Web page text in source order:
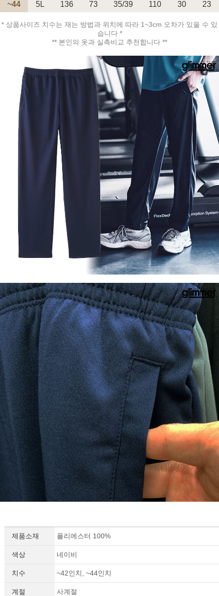
PAYCO 바로구매
~44 5L 136 73 35/39 110 30 23
* 상품사이즈 치수는 재는 방법과 위치에 따라 1~3cm 오차가 있을 수 있
습니다 *
** 본인의 옷과 실측비교 추천합니다 **
제품소재 폴리에스터 100%
색상 네이비
치수 ~42인치, ~44인치
계절 사계절